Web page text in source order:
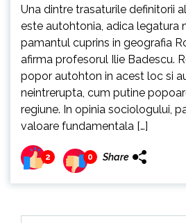
Una dintre trasaturile definitorii
este autohtonia, adica legatura
pamantul cuprins in geografia
afirma profesorul Ilie Badescu.
popor autohton in acest loc si
neintrerupta, cum putine
regiune. In opinia sociologului,
valoare fundamentala […]
2 0 Share